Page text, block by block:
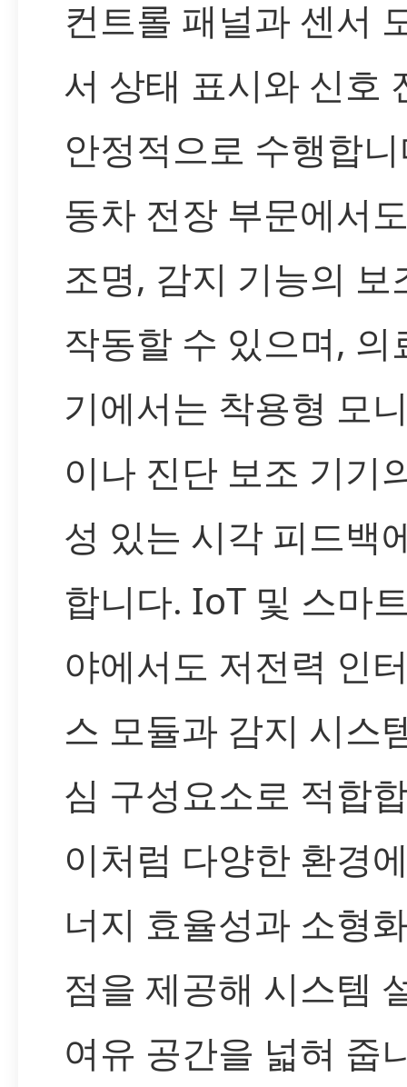
컨트롤 패널과 센서
서 상태 표시와 신호
안정적으로 수행합
동차 전장 부문에서
조명, 감지 기능의 보
작동할 수 있으며, 의
기에서는 착용형 모
이나 진단 보조 기기
성 있는 시각 피드백
합니다. IoT 및 스마
야에서도 저전력 인
스 모듈과 감지 시스
심 구성요소로 적합
이처럼 다양한 환경
너지 효율성과 소형
점을 제공해 시스템
여유 공간을 넓혀 줍